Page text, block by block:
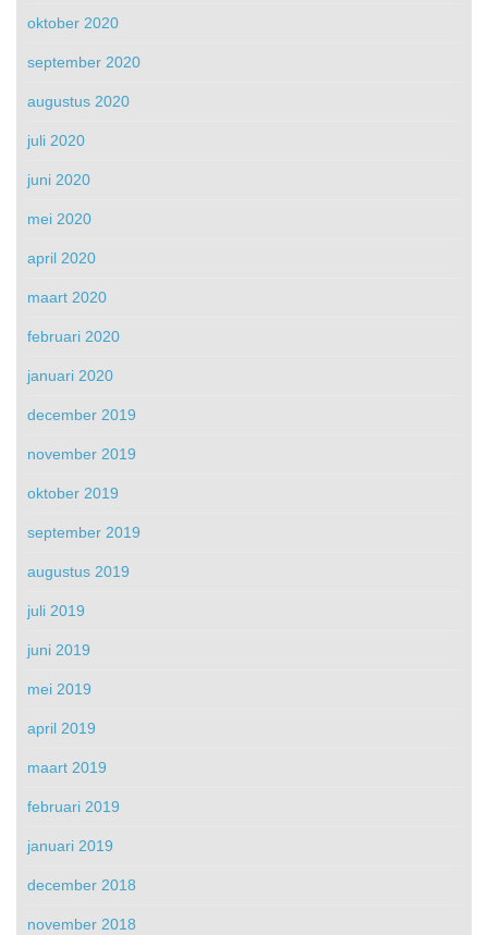
oktober 2020
september 2020
augustus 2020
juli 2020
juni 2020
mei 2020
april 2020
maart 2020
februari 2020
januari 2020
december 2019
november 2019
oktober 2019
september 2019
augustus 2019
juli 2019
juni 2019
mei 2019
april 2019
maart 2019
februari 2019
januari 2019
december 2018
november 2018